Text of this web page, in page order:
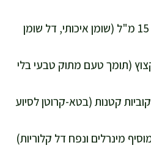
שמן זית כתית מעולה – 15 מ"ל (שומן איכותי, דל שומן
– 200 גרם, קצוץ (תומך טעם מתוק טבעי בלי
לקוביות קטנות (בטא-קרוטן לסיוע